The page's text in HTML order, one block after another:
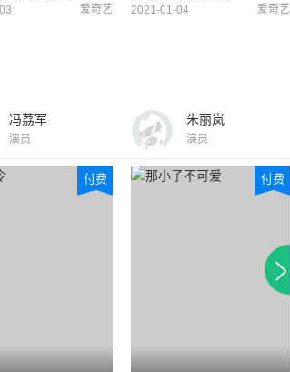
爱奇艺 2021-01-04 爱奇艺
冯荔军
演员
朱丽岚
演员
付费 付费